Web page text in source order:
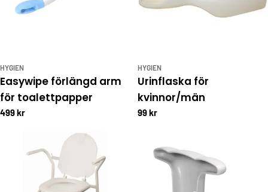
HYGIEN
Easywipe förlängd arm
för toalettpapper
499 kr
HYGIEN
Urinflaska för
kvinnor/män
99 kr